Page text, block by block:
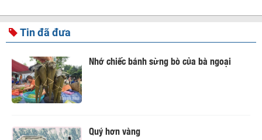
Tin đã đưa
Nhớ chiếc bánh sừng bò của bà ngoại
Quý hơn vàng